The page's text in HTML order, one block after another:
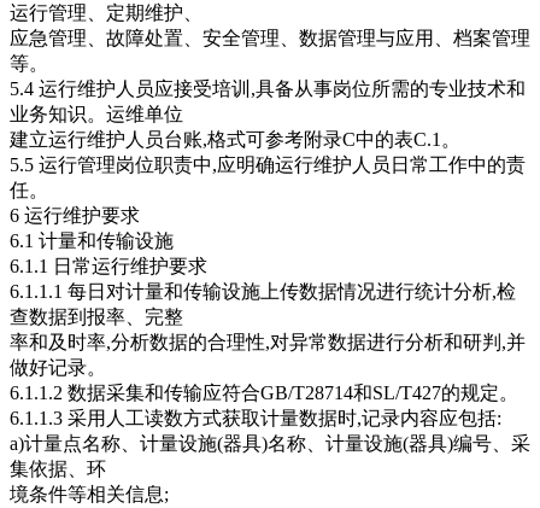
运行管理、定期维护、
应急管理、故障处置、安全管理、数据管理与应用、档案管理
等。
5.4 运行维护人员应接受培训,具备从事岗位所需的专业技术和
业务知识。运维单位
建立运行维护人员台账,格式可参考附录C中的表C.1。
5.5 运行管理岗位职责中,应明确运行维护人员日常工作中的责
任。
6 运行维护要求
6.1 计量和传输设施
6.1.1 日常运行维护要求
6.1.1.1 每日对计量和传输设施上传数据情况进行统计分析,检
查数据到报率、完整
率和及时率,分析数据的合理性,对异常数据进行分析和研判,并
做好记录。
6.1.1.2 数据采集和传输应符合GB/T28714和SL/T427的规定。
6.1.1.3 采用人工读数方式获取计量数据时,记录内容应包括:
a)计量点名称、计量设施(器具)名称、计量设施(器具)编号、采
集依据、环
境条件等相关信息;